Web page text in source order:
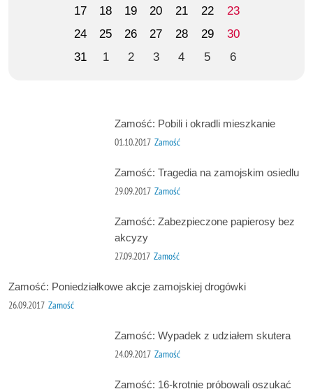
17
18 19 20 21 22
23
24
25 26 27 28 29
30
31
1 2 3 4 5 6
Zamość: Pobili i okradli mieszkanie
01.10.2017 Zamość
Zamość: Tragedia na zamojskim osiedlu
29.09.2017 Zamość
Zamość: Zabezpieczone papierosy bez
akcyzy
27.09.2017 Zamość
Zamość: Poniedziałkowe akcje zamojskiej drogówki
26.09.2017 Zamość
Zamość: Wypadek z udziałem skutera
24.09.2017 Zamość
Zamość: 16-krotnie próbowali oszukać